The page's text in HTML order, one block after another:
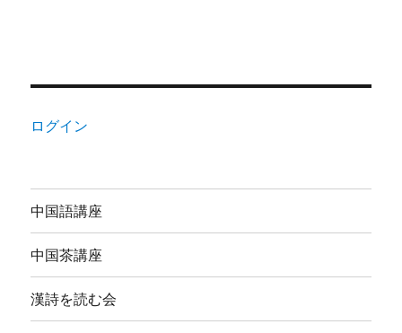
ログイン
中国語講座
中国茶講座
漢詩を読む会